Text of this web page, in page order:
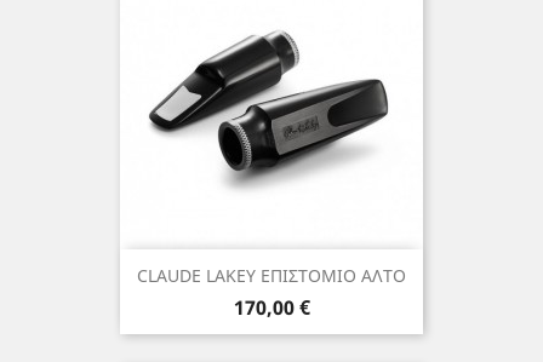
CLAUDE LAKEY ΕΠΙΣΤΟΜΙΟ ΑΛΤΟ
Τιμή
170,00 €